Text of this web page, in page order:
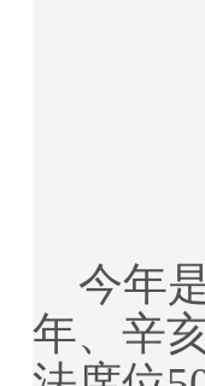
今年
年、辛